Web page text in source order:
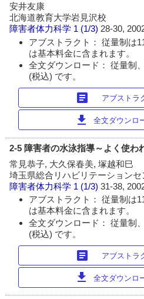
安井友康
北海道教育大学岩見沢校
障害者体力科学 1 (1/3) 28-30,
アブストラクト： 従量制は
は基本料金に含まれます。
全文ダウンロード： 従量制
(税込) です。
article アブストラ
download 全文ダウンロ
2-5 障害者の水泳指導～よく使わ
常見恭子, 大久保春美, 塚越和巳
埼玉県総合リハビリテーション
障害者体力科学 1 (1/3)31-38,
アブストラクト： 従量制は
は基本料金に含まれます。
全文ダウンロード： 従量制
(税込) です。
article アブストラ
download 全文ダウンロ